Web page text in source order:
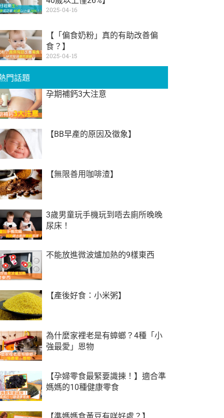
2025-04-16
【「偏食奶粉」真的有助改善偏
食？】
2025-04-15
門話題
孕期補鈣3大注意
【BB早產的原因及徵象】
【無限善用咖啡渣】
3歲男童玩手機玩到唔去廁所晚晚
尿床！
不能放進微波爐加熱的9樣東西
【產後好食：小米粥】
為什麼家裡老是有蟑螂？4種「小
強最愛」恩物
【孕婦零食最緊要識揀！】適合準
媽媽的10種健康零食